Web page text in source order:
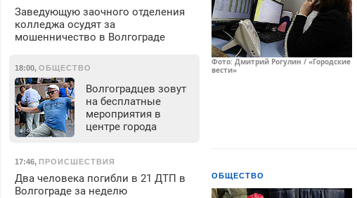
Фото: Дмитрий Рогулин / «Городские
вести»
ОБЩЕСТВО
Заведующую заочного отделения
колледжа осудят за
мошенничество в Волгограде
18:00, ОБЩЕСТВО
Волгоградцев зовут
на бесплатные
мероприятия в
центре города
17:46, ПРОИСШЕСТВИЯ
Два человека погибли в 21 ДТП в
Волгограде за неделю